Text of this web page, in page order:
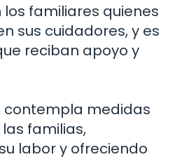
los familiares quienes
sus cuidadores, y es
reciban apoyo y
contempla medidas
familias,
labor y ofreciendo